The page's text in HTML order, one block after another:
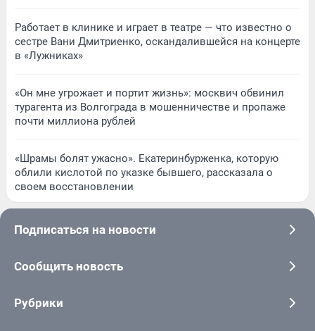
Работает в клинике и играет в театре — что известно о
сестре Вани Дмитриенко, оскандалившейся на концерте
в «Лужниках»
«Он мне угрожает и портит жизнь»: москвич обвинил
турагента из Волгограда в мошенничестве и пропаже
почти миллиона рублей
«Шрамы болят ужасно». Екатеринбурженка, которую
облили кислотой по указке бывшего, рассказала о
своем восстановлении
Подписаться на новости
Сообщить новость
Рубрики